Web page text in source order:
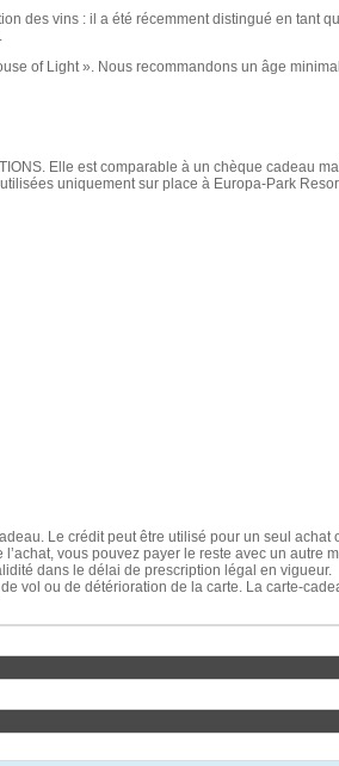
des vins : il a été récemment distingué en tant
of Light ». Nous recommandons un âge
. Elle est comparable à un chèque cadeau
uniquement sur place à Europa-Park
Le crédit peut être utilisé pour un seul achat
vous pouvez payer le reste avec un autre
dans le délai de prescription légal en vigueur.
vol ou de détérioration de la carte. La carte-